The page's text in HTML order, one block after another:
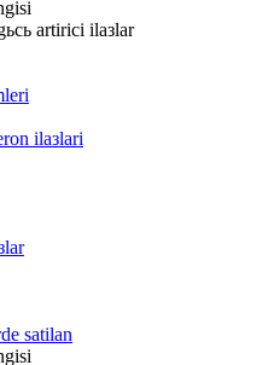
artirici ilaзlar
ilaзlari
satilan